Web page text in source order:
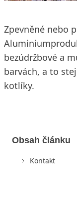
Zpevněné nebo
bezúdržbové a
barvách, a to
kotlíky.
Obsah článku
Kontakt